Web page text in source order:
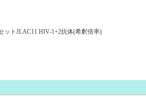
ットJLAC11 HIV-1+2抗体(希釈倍率)